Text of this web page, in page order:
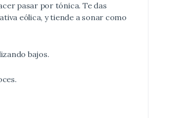
pasar por tónica. Te das
eólica, y tiende a sonar como
bajos.